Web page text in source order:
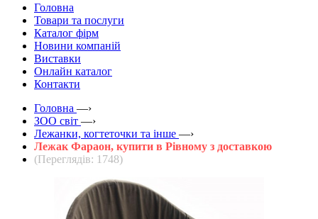
Головна
Товари та послуги
Каталог фірм
Новини компаній
Виставки
Онлайн каталог
Контакти
Головна —›
ЗOO світ —›
Лежанки, когтеточки та інше —›
Лежак Фараон, купити в Рівному з доставкою
(Переглядів: 1748)